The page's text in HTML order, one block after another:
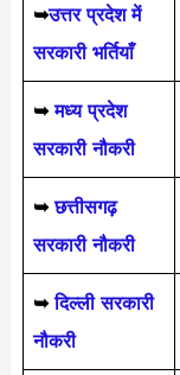
➥उत्तर प्रदेश में
सरकारी भर्तियाँ
➥ मध्य प्रदेश
सरकारी नौकरी
➥ छत्तीसगढ़
सरकारी नौकरी
➥ दिल्ली सरकारी
नौकरी